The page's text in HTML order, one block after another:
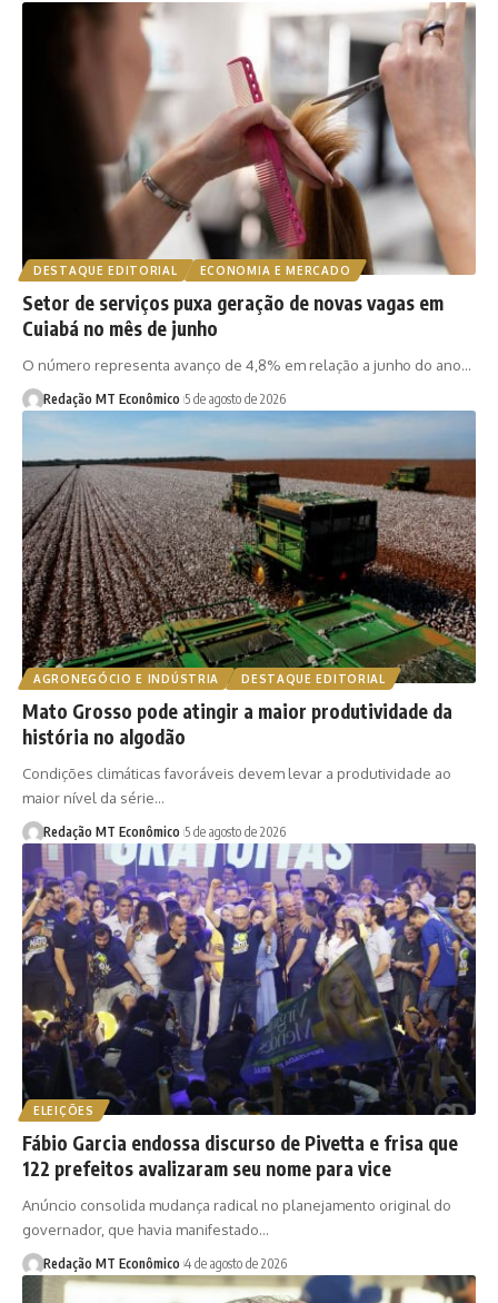
DESTAQUE EDITORIAL ECONOMIA E MERCADO
Setor de serviços puxa geração de novas vagas em
Cuiabá no mês de junho
O número representa avanço de 4,8% em relação a junho do ano…
Redação MT Econômico 5 de agosto de 2026
AGRONEGÓCIO E INDÚSTRIA DESTAQUE EDITORIAL
Mato Grosso pode atingir a maior produtividade da
história no algodão
Condições climáticas favoráveis devem levar a produtividade ao
maior nível da série…
Redação MT Econômico 5 de agosto de 2026
ELEIÇÕES
Fábio Garcia endossa discurso de Pivetta e frisa que
122 prefeitos avalizaram seu nome para vice
Anúncio consolida mudança radical no planejamento original do
governador, que havia manifestado…
Redação MT Econômico 4 de agosto de 2026